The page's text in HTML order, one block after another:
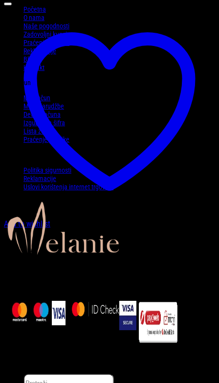
Add to wishlist
Početna
O nama
Naše pogodnosti
Zadovoljni kupci
Praćenje pošiljke
Reklamacije
Blog
Kontakt
Moj račun
Moj račun
Moje narudžbe
Detalji računa
Izgubljena šifra
Lista želja
Praćenje pošiljke
Politika sigurnosti
Reklamacije
Uslovi korištenja internet trgovine
Pretraži: